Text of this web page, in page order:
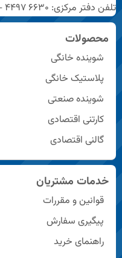
تلفن دفتر مرکزی: ۶۶۳۰ ۴۴۹۷ - ۰۲۱
محصولات
شوینده خانگی
پلاستیک خانگی
شوینده صنعتی
کارتنی اقتصادی
گالنی اقتصادی
خدمات مشتریان
قوانین و مقررات
پیگیری سفارش
راهنمای خرید